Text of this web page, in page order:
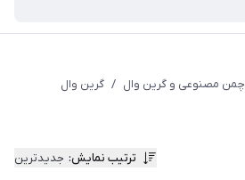
چمن مصنوعی و گرین وال / گرین وال
ترتیب نمایش: جدیدترین